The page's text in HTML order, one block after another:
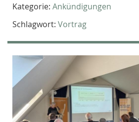
Kategorie: Ankündigungen
Schlagwort: Vortrag